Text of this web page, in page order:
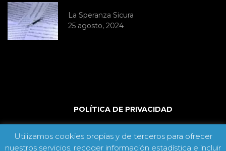
La Speranza Sicura
25 agosto, 2024
POLÍTICA DE PRIVACIDAD
Utilizamos cookies propias y de terceros para ofrecer
nuestros servicios, recoger información estadística e incluir